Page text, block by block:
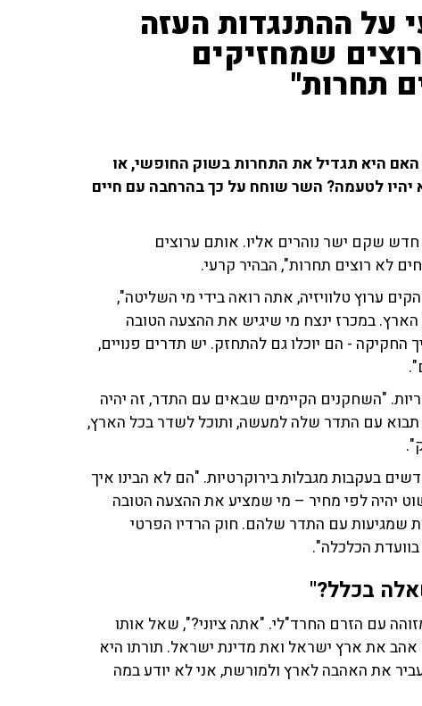
ההתנגדות העזה
שמחזיקים
תחרות"
היא תגדיל את התחרות בשוק החופשי, או
לטעמה? השר שוחח על כך בהרחבה עם חיים
שקם ישר נוהרים אליו. אותם ערוצים
לא רוצים תחרות", הבהיר קרעי.
ערוץ טלוויזיה, אתה רואה בידי מי השליטה",
במכרז ינצח מי שיגיש את ההצעה הטובה
החקיקה - הם יוכלו גם להתחזק. יש תדרים פנויים,
"השחקנים הקיימים שבאים עם התדר, זה יהיה
תבוא עם התדר שלה למעשה, ותוכל לשדר בכל הארץ,
בעקבות מגבלות בירוקרטיות. "הם לא הבינו איך
יהיה לפי מחיר – מי שמציע את ההצעה הטובה
שמגיעות עם התדר שלהם. חוק הרדיו הפרטי
הכלכלה".
בכלל?"
עם הזרם החרד"לי. "אתה ציוני?", שאל אותו
אהב את ארץ ישראל ואת מדינת ישראל. תורתו היא
את האהבה לארץ ולמורשת, אני לא יודע במה